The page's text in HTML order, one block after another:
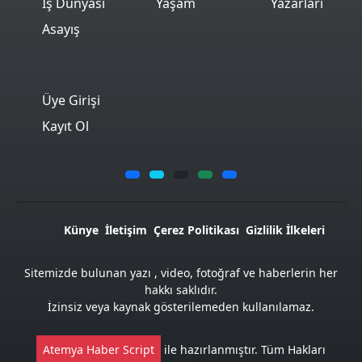
Asayış
Üye Girişi
Kayıt Ol
Künye İletişim Çerez Politikası Gizlilik İlkeleri
Sitemizde bulunan yazı , video, fotoğraf ve haberlerin her
hakkı saklıdır.
İzinsiz veya kaynak gösterilemeden kullanılamaz.
Atemya Haber Script
ile hazırlanmıştır. Tüm Hakları